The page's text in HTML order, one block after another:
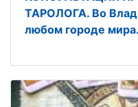
ТАРОЛОГА. Во
любом городе